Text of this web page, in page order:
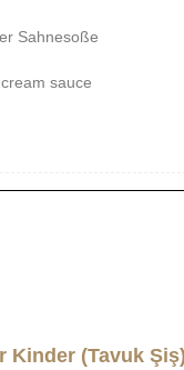
Sahnesoße
sauce
Kinder (Tavuk